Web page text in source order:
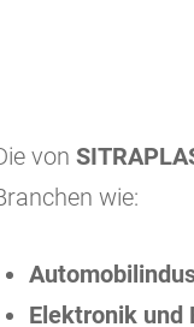
von
wie:
Elektronik und